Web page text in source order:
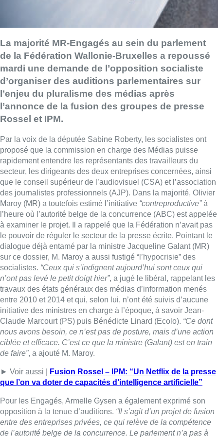
La majorité MR-Engagés au sein du parlement
de la Fédération Wallonie-Bruxelles a repoussé
mardi une demande de l’opposition socialiste
d’organiser des auditions parlementaires sur
l’enjeu du pluralisme des médias après
l’annonce de la fusion des groupes de presse
Rossel et IPM.
Par la voix de la députée Sabine Roberty, les socialistes ont
proposé que la commission en charge des Médias puisse
rapidement entendre les représentants des travailleurs du
secteur, les dirigeants des deux entreprises concernées, ainsi
que le conseil supérieur de l’audiovisuel (CSA) et l’association
des journalistes professionnels (AJP). Dans la majorité, Olivier
Maroy (MR) a toutefois estimé l’initiative “contreproductive”à
l’heure où l’autorité belge de la concurrence (ABC) est appelée
à examiner le projet. Il a rappelé que la Fédération n’avait pas
le pouvoir de réguler le secteur de la presse écrite. Pointant le
dialogue déjà entamé par la ministre Jacqueline Galant (MR)
sur ce dossier, M. Maroy a aussi fustigé “l’hypocrisie” des
socialistes. “Ceux qui s’indignent aujourd’hui sont ceux qui
n’ont pas levé le petit doigt hier”, a jugé le libéral, rappelant les
travaux des états généraux des médias d’information menés
entre 2010 et 2014 et qui, selon lui, n’ont été suivis d’aucune
initiative des ministres en charge à l’époque, à savoir Jean-
Claude Marcourt (PS) puis Bénédicte Linard (Ecolo). “Ce dont
nous avons besoin, ce n’est pas de posture, mais d’une action
ciblée et efficace. C’est ce que la ministre (Galant) est en train
de faire”, a ajouté M. Maroy.
► Voir aussi |
Fusion Rossel – IPM: “Un Netflix de la presse
que l’on va doter de capacités d’intelligence artificielle”
Pour les Engagés, Armelle Gysen a également exprimé son
opposition à la tenue d’auditions. “Il s’agit d’un projet de fusion
entre des entreprises privées, ce qui relève de la compétence
de l’autorité belge de la concurrence. Le parlement n’a pas à